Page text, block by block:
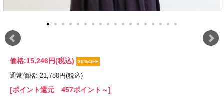
FOLLOW US ON
brand site
価格:15,246円(税込) 30%OFF
通常価格: 21,780円(税込)
[ポイント還元 457ポイント～]